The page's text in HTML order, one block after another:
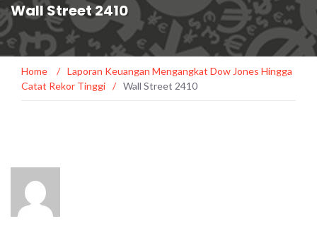
Wall Street 2410
Home / Laporan Keuangan Mengangkat Dow Jones Hingga
Catat Rekor Tinggi / Wall Street 2410